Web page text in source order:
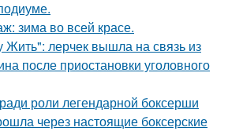
зима во всей красе.
лерчек вышла на связь из
после приостановки уголовного
роли легендарной боксерши
через настоящие боксерские